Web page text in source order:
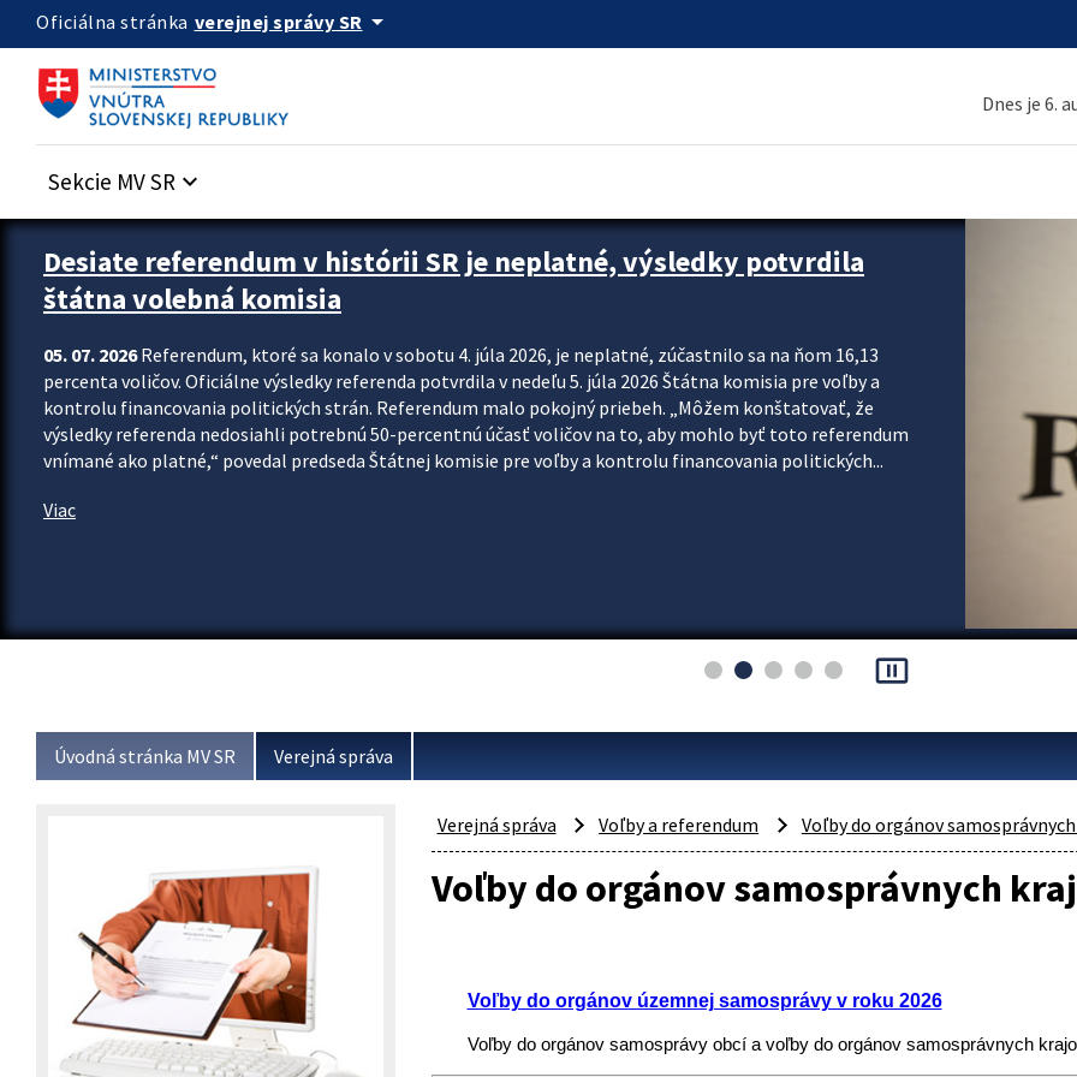
Preskocit na hlavný obsah
Oficiálna stránka verejnej správy SR arrow_drop_down
Dnes je 6.
Sekcie MV SR keyboard_arrow_down
Zastavit automatický posun upútavok
Desiate referendum v histórii SR je neplatné, výsledky potvrdila
štátna volebná komisia
05. 07. 2026Referendum, ktoré sa konalo v sobotu 4. júla 2026, je neplatné, zúčastnilo sa na ňom 16,13
percenta voličov. Oficiálne výsledky referenda potvrdila v nedeľu 5. júla 2026 Štátna komisia pre voľby a
kontrolu financovania politických strán. Referendum malo pokojný priebeh. „Môžem konštatovať, že
výsledky referenda nedosiahli potrebnú 50-percentnú účasť voličov na to, aby mohlo byť toto referendum
vnímané ako platné,“ povedal predseda Štátnej komisie pre voľby a kontrolu financovania politických...
Viac
pause_presentation
Úvodná stránka MV SR Verejná správa
Verejná správa Voľby a referendum Voľby do orgánov
Voľby do orgánov samosprávnych
Voľby do orgánov územnej samosprávy v roku 2026
Voľby do orgánov samosprávy obcí a voľby do orgánov samosprávnych